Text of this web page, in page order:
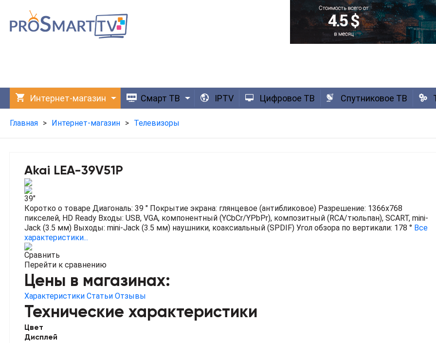
Интернет-магазин Смарт ТВ IPTV Цифровое ТВ Спутниковое ТВ
Главная > Интернет-магазин > Телевизоры
Akai LEA-39V51P
39"
Коротко о товаре Диагональ: 39 " Покрытие экрана: глянцевое (антибликовое) Разрешение: 1366x768
пикселей, HD Ready Входы: USB, VGA, компонентный (YCbCr/YPbPr), композитный (RCA/тюльпан), SCART, mini-
Jack (3.5 мм) Выходы: mini-Jack (3.5 мм) наушники, коаксиальный (SPDIF) Угол обзора по вертикали: 178 ° Все
характеристики...
Сравнить
Перейти к сравнению
Цены в магазинах:
Характеристики Статьи Отзывы
Технические характеристики
Цвет
Дисплей